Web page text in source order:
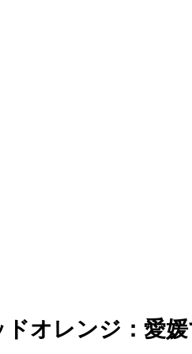
ドオレンジ：愛